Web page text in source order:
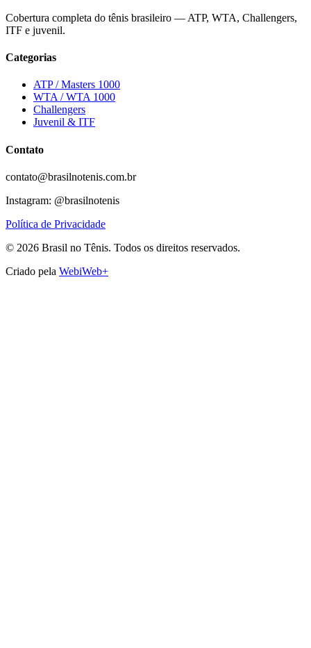
Cobertura completa do tênis brasileiro — ATP, WTA, Challengers,
ITF e juvenil.
Categorias
ATP / Masters 1000
WTA / WTA 1000
Challengers
Juvenil & ITF
Contato
contato@brasilnotenis.com.br
Instagram: @brasilnotenis
Política de Privacidade
© 2026 Brasil no Tênis. Todos os direitos reservados.
Criado pela WebiWeb+